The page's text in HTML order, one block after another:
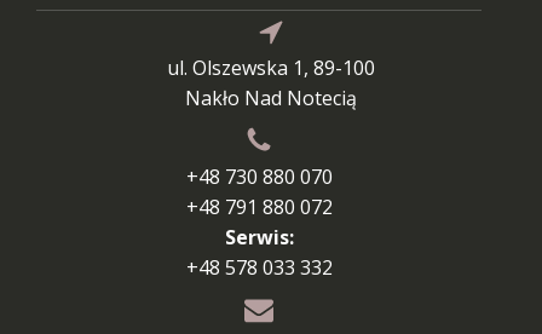
ul. Olszewska 1, 89-100
Nakło Nad Notecią
+48 730 880 070
+48 791 880 072
Serwis:
+48 578 033 332